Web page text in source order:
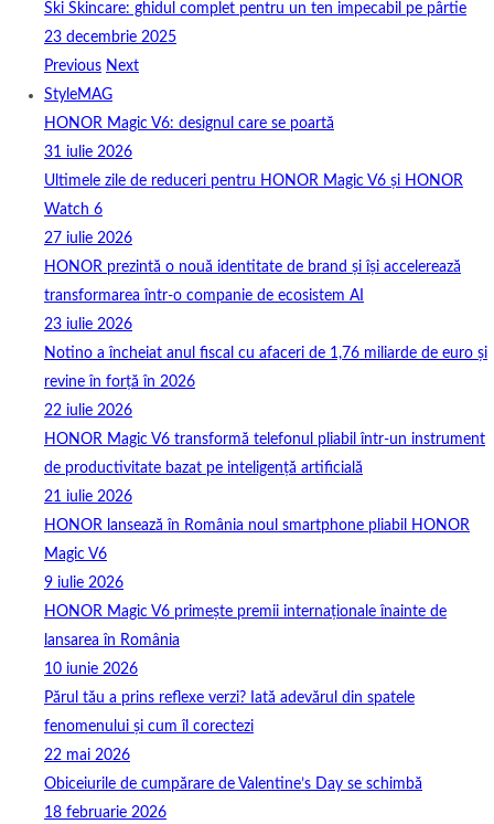
Ski Skincare: ghidul complet pentru un ten impecabil pe pârtie
23 decembrie 2025
Previous Next
StyleMAG
HONOR Magic V6: designul care se poartă
31 iulie 2026
Ultimele zile de reduceri pentru HONOR Magic V6 și HONOR
Watch 6
27 iulie 2026
HONOR prezintă o nouă identitate de brand și își accelerează
transformarea într-o companie de ecosistem AI
23 iulie 2026
Notino a încheiat anul fiscal cu afaceri de 1,76 miliarde de euro și
revine în forță în 2026
22 iulie 2026
HONOR Magic V6 transformă telefonul pliabil într-un instrument
de productivitate bazat pe inteligență artificială
21 iulie 2026
HONOR lansează în România noul smartphone pliabil HONOR
Magic V6
9 iulie 2026
HONOR Magic V6 primește premii internaționale înainte de
lansarea în România
10 iunie 2026
Părul tău a prins reflexe verzi? Iată adevărul din spatele
fenomenului și cum îl corectezi
22 mai 2026
Obiceiurile de cumpărare de Valentine’s Day se schimbă
18 februarie 2026